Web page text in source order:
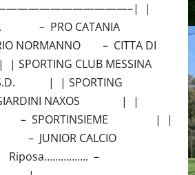
|
– PRO CATANIA
NORMANNO – CITTA DI
SPORTING CLUB MESSINA
| | SPORTING
NAXOS | |
SPORTINSIEME | |
– JUNIOR CALCIO
–